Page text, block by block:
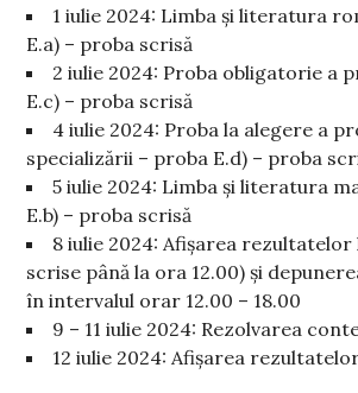
1 iulie 2024: Limba și literatura
E.a) – proba scrisă
2 iulie 2024: Proba obligatorie a
E.c) – proba scrisă
4 iulie 2024: Proba la alegere a
specializării – proba E.d) – proba
5 iulie 2024: Limba și literatura
E.b) – proba scrisă
8 iulie 2024: Afișarea rezultatelor
scrise până la ora 12.00) și
în intervalul orar 12.00 – 18.00
9 – 11 iulie 2024: Rezolvarea
12 iulie 2024: Afișarea